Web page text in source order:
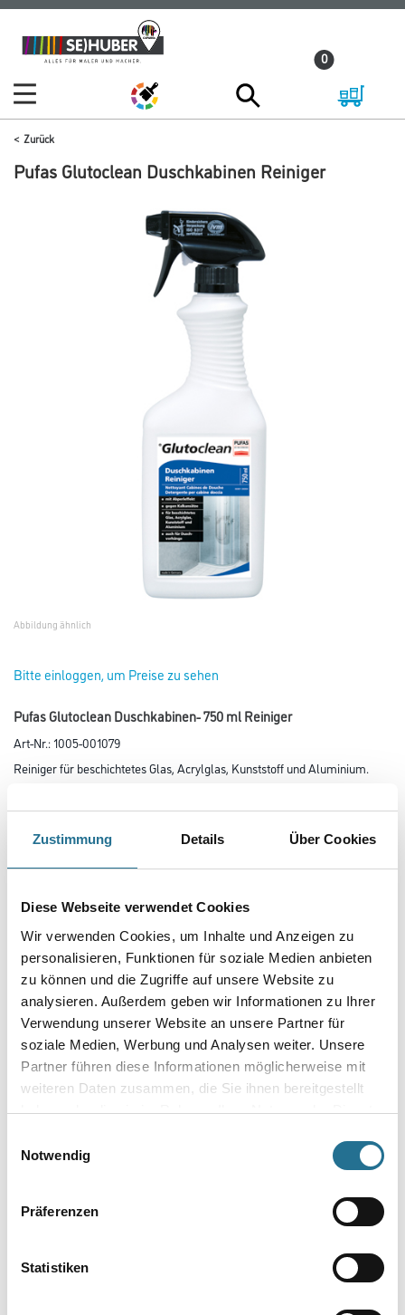
Zustimmung Details Über Cookies
Diese Webseite verwendet Cookies
Wir verwenden Cookies, um Inhalte und Anzeigen zu
personalisieren, Funktionen für soziale Medien anbieten
zu können und die Zugriffe auf unsere Website zu
analysieren. Außerdem geben wir Informationen zu Ihrer
Verwendung unserer Website an unsere Partner für
soziale Medien, Werbung und Analysen weiter. Unsere
Partner führen diese Informationen möglicherweise mit
weiteren Daten zusammen, die Sie ihnen bereitgestellt
haben oder die sie im Rahmen Ihrer Nutzung der Dienste
Notwendig
Präferenzen
Statistiken
Zum
Inhalt
Zum
Navigationsmenü
0
Zurück
Pufas Glutoclean Duschkabinen Reiniger
Abbildung ähnlich
Bitte einloggen, um Preise zu sehen
Pufas Glutoclean Duschkabinen- 750 ml Reiniger
Art-Nr.:1005-001079
Reiniger für beschichtetes Glas, Acrylglas, Kunststoff und Aluminium.
Farbtonbezeichnung
Umrechnungsfaktoren
- Mit Abpereffekt